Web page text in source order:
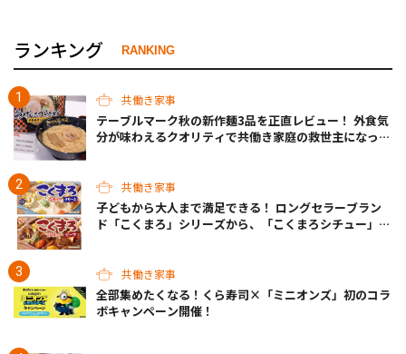
ランキング RANKING
共働き家事
テーブルマーク秋の新作麺3品を正直レビュー！ 外食気
分が味わえるクオリティで共働き家庭の救世主になって
共働き家事
子どもから大人まで満足できる！ ロングセラーブラン
ド「こくまろ」シリーズから、「こくまろシチュー」＜
共働き家事
全部集めたくなる！くら寿司×「ミニオンズ」初のコラ
ボキャンペーン開催！